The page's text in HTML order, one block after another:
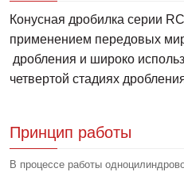
Конусная дробилка серии
применением передовых
дробления и широко
четвертой стадиях
Принцип работы
В процессе работы